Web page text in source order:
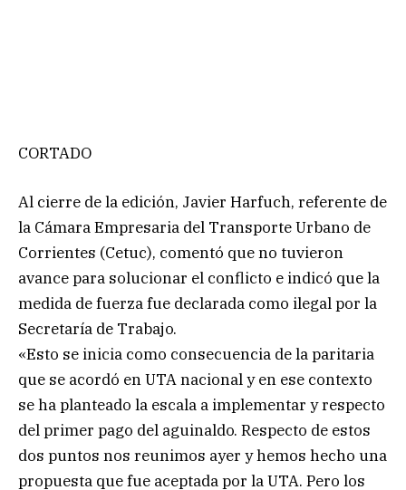
CORTADO
Al cierre de la edición, Javier Harfuch, referente de
la Cámara Empresaria del Transporte Urbano de
Corrientes (Cetuc), comentó que no tuvieron
avance para solucionar el conflicto e indicó que la
medida de fuerza fue declarada como ilegal por la
Secretaría de Trabajo.
«Esto se inicia como consecuencia de la paritaria
que se acordó en UTA nacional y en ese contexto
se ha planteado la escala a implementar y respecto
del primer pago del aguinaldo. Respecto de estos
dos puntos nos reunimos ayer y hemos hecho una
propuesta que fue aceptada por la UTA. Pero los